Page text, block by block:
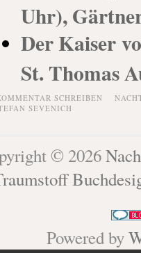
Uhr),
Der Kaiser
St. Thomas
SCHREIBEN
SEVENICH
© 2026
Powered by